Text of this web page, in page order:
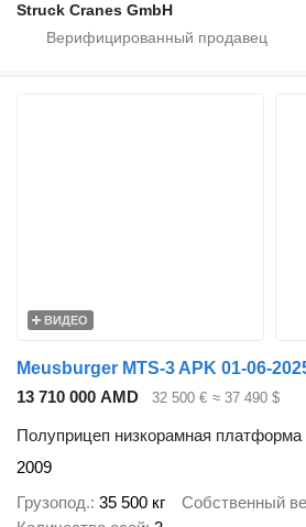
Struck Cranes GmbH
ВИДЕО
Meusburger MTS-3 APK 01-06-
13 710 000 AMD
32 500 € ≈ 37 490 $
Полуприцеп низкорамная платформа
2009
Грузопод. 35 500 кг Собственный